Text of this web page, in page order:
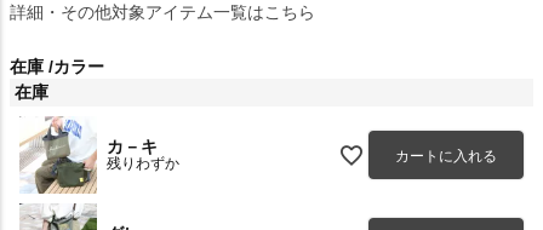
詳細・その他対象アイテム一覧はこちら
在庫 カラー
在庫
カ－キ
残りわずか カートに入れる